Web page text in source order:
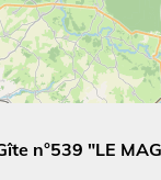
n°539 "LE